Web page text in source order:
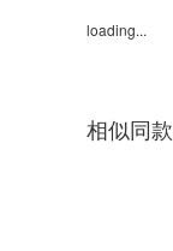
loading...
相似同款